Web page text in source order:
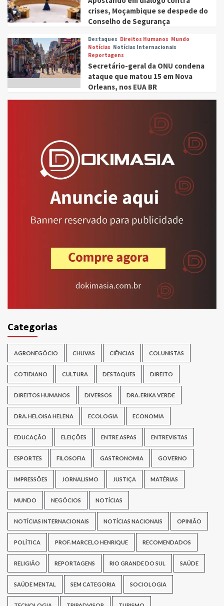
crises, Moçambique se despede do
Conselho de Segurança
Destaques Direitos Humanos Mundo
Notícias Notícias Internacionais
Reportagens
Secretário-geral da ONU condena
ataque que matou 15 em Nova
Orleans, nos EUA BR
Categorias
AGRONEGÓCIO CHUVAS CIÊNCIAS COLUNISTAS
COTIDIANO CULTURA DESTAQUES DIREITO
DIREITOS HUMANOS DIVERSOS DRA. ERIKA VERDE
DRA. HELOISA HELENA ECOLOGIA ECONOMIA
EDUCAÇÃO ELEIÇÕES ENTRE ASPAS ENTREVISTAS
ESPORTES FILOSOFIA GASTRONOMIA GOVERNO
IMPRESSÕES JORNALISMO JUSTIÇA MATÉRIAS
MUNDO NEGÓCIOS NOTÍCIAS
NOTÍCIAS INTERNACIONAIS NOTÍCIAS NACIONAIS OPINIÃO
POLÍTICA PROF. MARCELO HENRIQUE RECOMENDADOS
RELIGIÃO REPORTAGENS RIO GRANDE DO SUL SAÚDE
SAÚDE MENTAL SEM CATEGORIA SOCIOLOGIA